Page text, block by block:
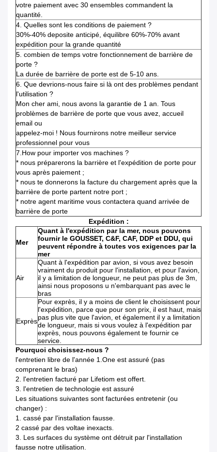
votre paiement avec 30 ensembles commandent la
quantité.
4. Quelles sont les conditions de paiement ?
30%-40% deposite anticipé, équilibre 60%-70% avant
expédition pour la grande quantité
5. combien de temps votre fonctionnement de barrière de
porte ?
La durée de barrière de porte est de 5-10 ans.
6. Que devrions-nous faire si là ont des problèmes pendant
l'utilisation ?
Mon cher ami, nous avons la garantie de 1 an. Tous
problèmes de barrière de porte que vous avez, accueil
email ou
appelez-moi ! Nous fournirons notre meilleur service
professionnel pour vous
7.How pour importer vos machines ?
* nous préparerons la barrière et l'expédition de porte pour
vous après paiement ;
* nous te donnerons la facture du chargement après que la
barrière de porte partent notre port ;
* notre agent maritime vous contactera quand arrivée de
barrière de porte
Expédition :
Mer
Quant à l'expédition par la mer, nous pouvons
fournir le GOUSSET, C&F, CAF, DDP et DDU, qui
peuvent répondre à toutes vos exigences par la
mer
Air
Quant à l'expédition par avion, si vous avez besoin
vraiment du produit pour l'installation, et pour l'avion,
il y a limitation de longueur, ne peut pas plus de 3m,
ainsi nous proposons u n'embarquant pas avec le
bras
Exprès
Pour exprès, il y a moins de client le choisissent pour
l'expédition, parce que pour son prix, il est haut, mais
pas plus vite que l'avion, et également il y a limitation
de longueur, mais si vous voulez à l'expédition par
exprès, nous pouvons également te fournir ce
service.
Pourquoi choisissez-nous ?
l'entretien libre de l'année 1.One est assuré (pas
comprenant le bras)
2. l'entretien facturé par Lifetiom est offert.
3. l'entretien de technologie est assuré
Les situations suivantes sont facturées entretenir (ou
changer) :
1. cassé par l'installation fausse.
2 cassé par des voltae inexacts.
3. Les surfaces du système ont détruit par l'installation
fausse notre utilisation.